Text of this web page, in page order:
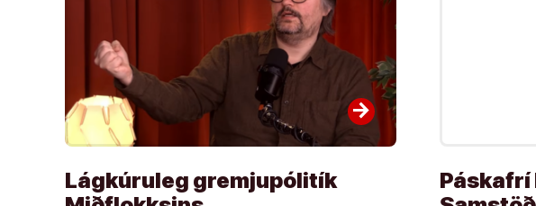
arrow_forward
Lágkúruleg gremjupólitík